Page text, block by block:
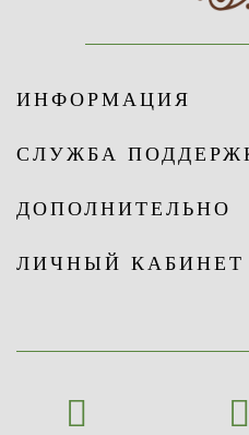
ИНФОРМАЦИЯ
СЛУЖБА
ДОПОЛНИТЕЛЬНО
ЛИЧНЫЙ КАБИНЕТ